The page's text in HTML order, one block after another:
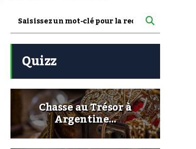
Quizz
Chasse au Trésor à
Argentine…